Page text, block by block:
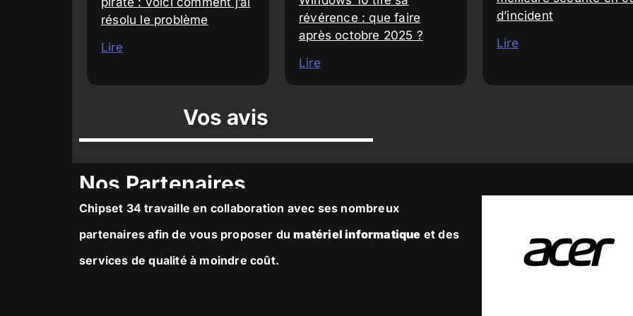
résolu le problème
Lire
révérence : que faire
après octobre 2025 ?
Lire
d’incident
Lire
Vos avis
Nos Partenaires
Chipset 34 travaille en collaboration avec ses nombreux
partenaires afin de vous proposer dumatériel informatique et des
services de qualité à moindre coût.